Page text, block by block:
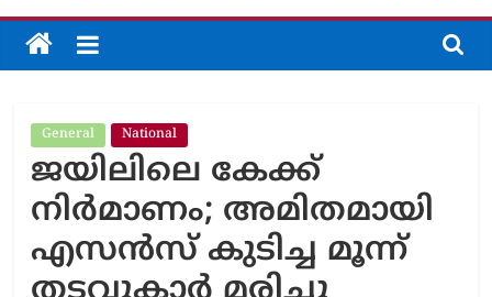
The
Unfolding
The
Truth
General National
ജയിലിലെ കേക്ക്
നിർമാണം; അമിതമായി
എസൻസ് കുടിച്ച മൂന്ന്